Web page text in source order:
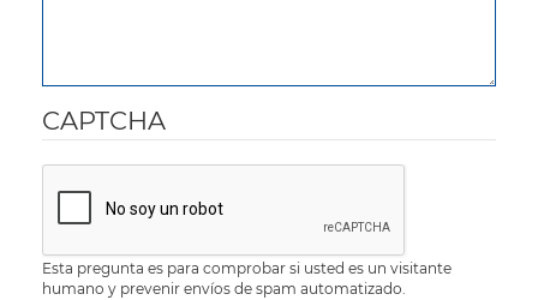
CAPTCHA
Esta pregunta es para comprobar si usted es un visitante
humano y prevenir envíos de spam automatizado.